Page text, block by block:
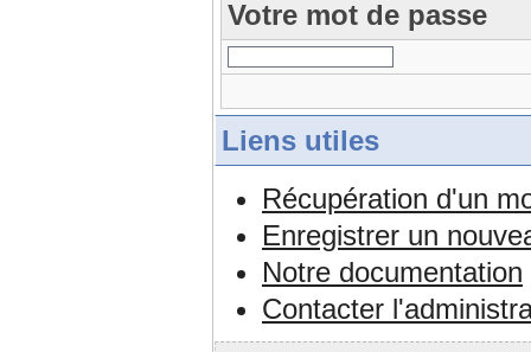
Votre mot de passe
Liens utiles
Récupération d'un
Enregistrer un
Notre documentation
Contacter